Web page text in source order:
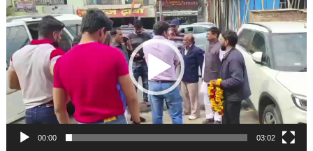
Player
00:00 03:02